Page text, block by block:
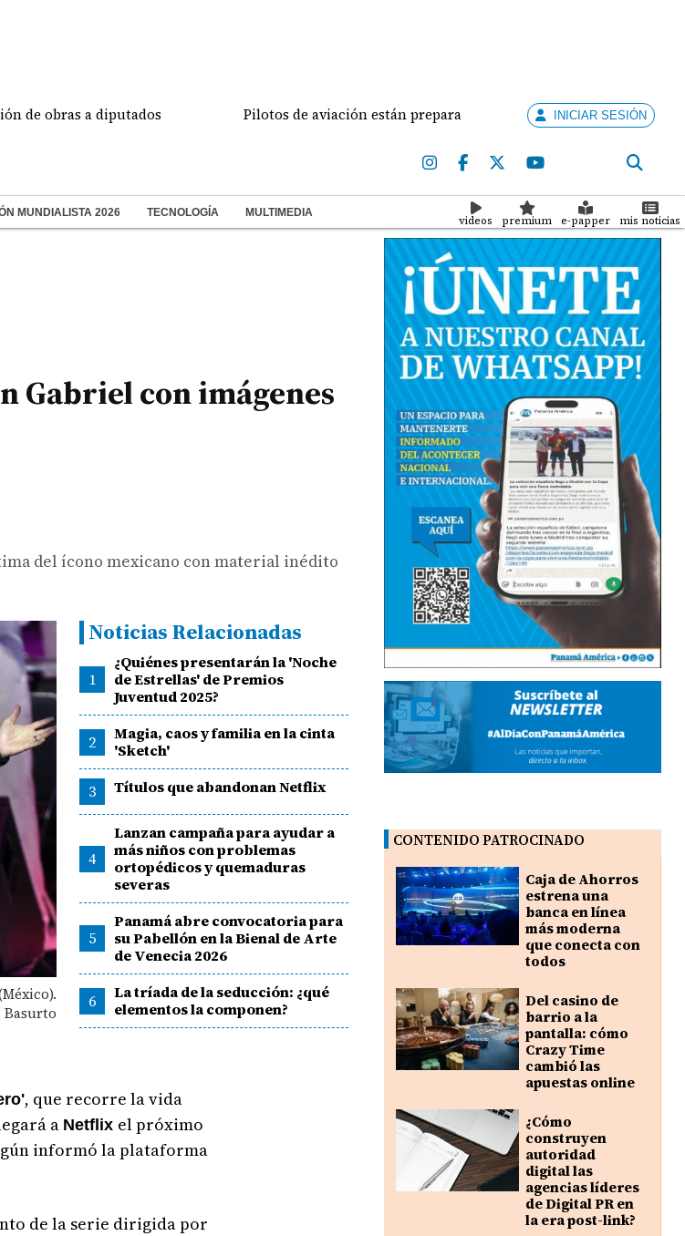
a diputados Pilotos de aviación están preparados para ejercer la docenciaINICIAR SESIÓN
MUNDIALISTA 2026 TECNOLOGÍA MULTIMEDIA
videos premium e-papper mis noticias
Gabriel con imágenes
del ícono mexicano con material inédito
Basurto
Noticias Relacionadas
1
¿Quiénes presentarán la 'Noche
de Estrellas' de Premios
Juventud 2025?
2
Magia, caos y familia en la cinta
'Sketch'
3 Títulos que abandonan Netflix
4
Lanzan campaña para ayudar a
más niños con problemas
ortopédicos y quemaduras
severas
5
Panamá abre convocatoria para
su Pabellón en la Bienal de Arte
de Venecia 2026
6
La tríada de la seducción: ¿qué
elementos la componen?
, que recorre la vida
a Netflix el próximo
informó la plataforma
de la serie dirigida por
CONTENIDO PATROCINADO
Caja de Ahorros
estrena una
banca en línea
más moderna
que conecta con
todos
Del casino de
barrio a la
pantalla: cómo
Crazy Time
cambió las
apuestas online
¿Cómo
construyen
autoridad
digital las
agencias líderes
de Digital PR en
la era post-link?